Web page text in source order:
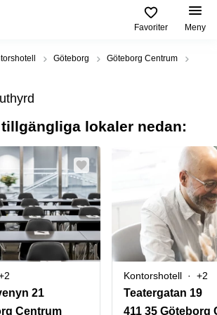
Favoriter Meny
Göteborg
Göteborg Centrum
lokaler nedan:
21
Centrum
Kontorshotell +2
Teatergatan 19
411 35 Göteborg